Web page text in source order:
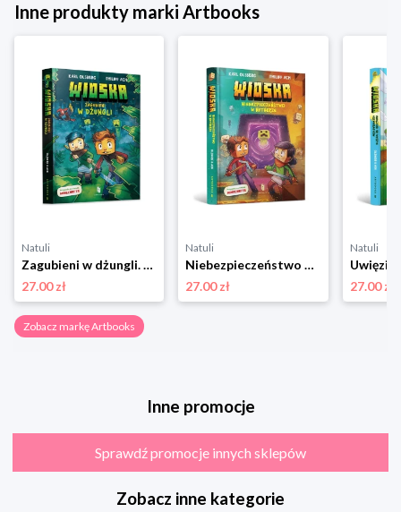
Inne produkty marki Artbooks
Natuli
Zagubieni w dżungli. Minecraft Artbooks
27.00 zł
Natuli
Niebezpieczeństwo w Netherze. MINECRAFT. Wioska. Tom 2 Artbooks
27.00 zł
Natuli
27.00 zł
Zobacz markę Artbooks
Inne promocje
Sprawdź promocje innych sklepów
Zobacz inne kategorie